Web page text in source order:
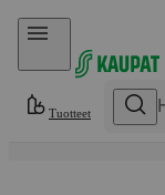
Hyppää sisältöön
Tuotteet